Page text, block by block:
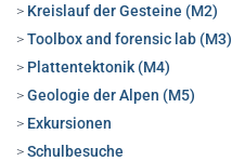
Kreislauf der Gesteine (M2)
Toolbox and forensic lab (M3)
Plattentektonik (M4)
Geologie der Alpen (M5)
Exkursionen
Schulbesuche